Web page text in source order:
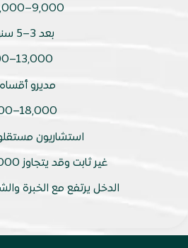
9,000–12,000 ₪ شهريًا
بعد 3–5 سنوات خبرة:
13,000–18,000 ₪
مديرو
18,000–30,000 ₪+
استشاريون
غير ثابت وقد يتجاوز 50,000+ ₪ حسب النجاح
الدخل يرتفع مع الخبرة